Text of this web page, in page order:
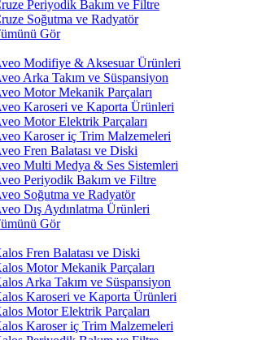
Periyodik Bakım ve Filtre
Soğutma ve Radyatör
Gör
Modifiye & Aksesuar Ürünleri
Arka Takım ve Süspansiyon
Motor Mekanik Parçaları
Karoseri ve Kaporta Ürünleri
Motor Elektrik Parçaları
Karoser iç Trim Malzemeleri
Fren Balatası ve Diski
Multi Medya & Ses Sistemleri
Periyodik Bakım ve Filtre
Soğutma ve Radyatör
Dış Aydınlatma Ürünleri
Gör
Fren Balatası ve Diski
Motor Mekanik Parçaları
Arka Takım ve Süspansiyon
Karoseri ve Kaporta Ürünleri
Motor Elektrik Parçaları
Karoser iç Trim Malzemeleri